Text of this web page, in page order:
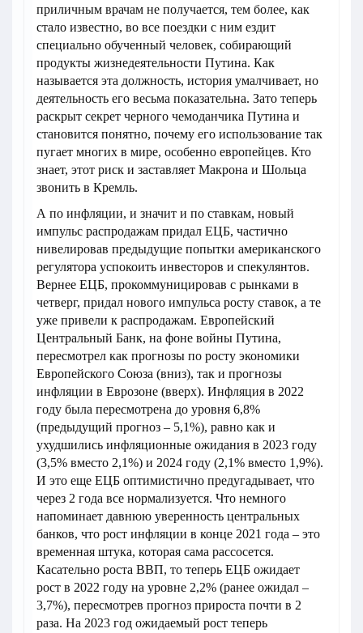
приличным врачам не получается, тем более, как
стало известно, во все поездки с ним ездит
специально обученный человек, собирающий
продукты жизнедеятельности Путина. Как
называется эта должность, история умалчивает, но
деятельность его весьма показательна. Зато теперь
раскрыт секрет черного чемоданчика Путина и
становится понятно, почему его использование так
пугает многих в мире, особенно европейцев. Кто
знает, этот риск и заставляет Макрона и Шольца
звонить в Кремль.
А по инфляции, и значит и по ставкам, новый
импульс распродажам придал ЕЦБ, частично
нивелировав предыдущие попытки американского
регулятора успокоить инвесторов и спекулянтов.
Вернее ЕЦБ, прокоммуницировав с рынками в
четверг, придал нового импульса росту ставок, а те
уже привели к распродажам. Европейский
Центральный Банк, на фоне войны Путина,
пересмотрел как прогнозы по росту экономики
Европейского Союза (вниз), так и прогнозы
инфляции в Еврозоне (вверх). Инфляция в 2022
году была пересмотрена до уровня 6,8%
(предыдущий прогноз – 5,1%), равно как и
ухудшились инфляционные ожидания в 2023 году
(3,5% вместо 2,1%) и 2024 году (2,1% вместо 1,9%).
И это еще ЕЦБ оптимистично предугадывает, что
через 2 года все нормализуется. Что немного
напоминает давнюю уверенность центральных
банков, что рост инфляции в конце 2021 года – это
временная штука, которая сама рассосется.
Касательно роста ВВП, то теперь ЕЦБ ожидает
рост в 2022 году на уровне 2,2% (ранее ожидал –
3,7%), пересмотрев прогноз прироста почти в 2
раза. На 2023 год ожидаемый рост теперь